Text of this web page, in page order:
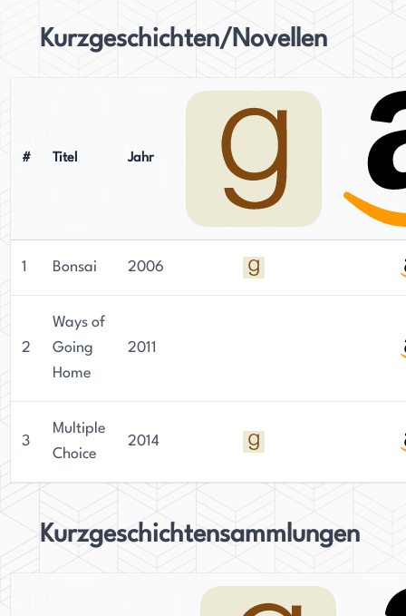
Kurzgeschichten/Novellen
# Titel Jahr
1 Bonsai 2006
2
Ways of
Going
Home
2011
3
Multiple
Choice
2014
Kurzgeschichtensammlungen